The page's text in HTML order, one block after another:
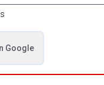
Google